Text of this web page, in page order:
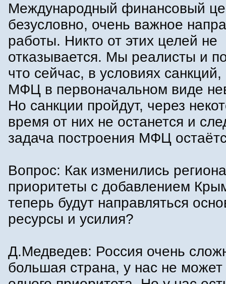
Международный финансовый
безусловно, очень важное
работы. Никто от этих целей не
отказывается. Мы реалисты и
что сейчас, в условиях
МФЦ в первоначальном виде
Но санкции пройдут, через
время от них не останется и
задача построения МФЦ
Вопрос: Как изменились
приоритеты с добавлением
теперь будут направляться
ресурсы и усилия?
Д.Медведев: Россия очень
большая страна, у нас не